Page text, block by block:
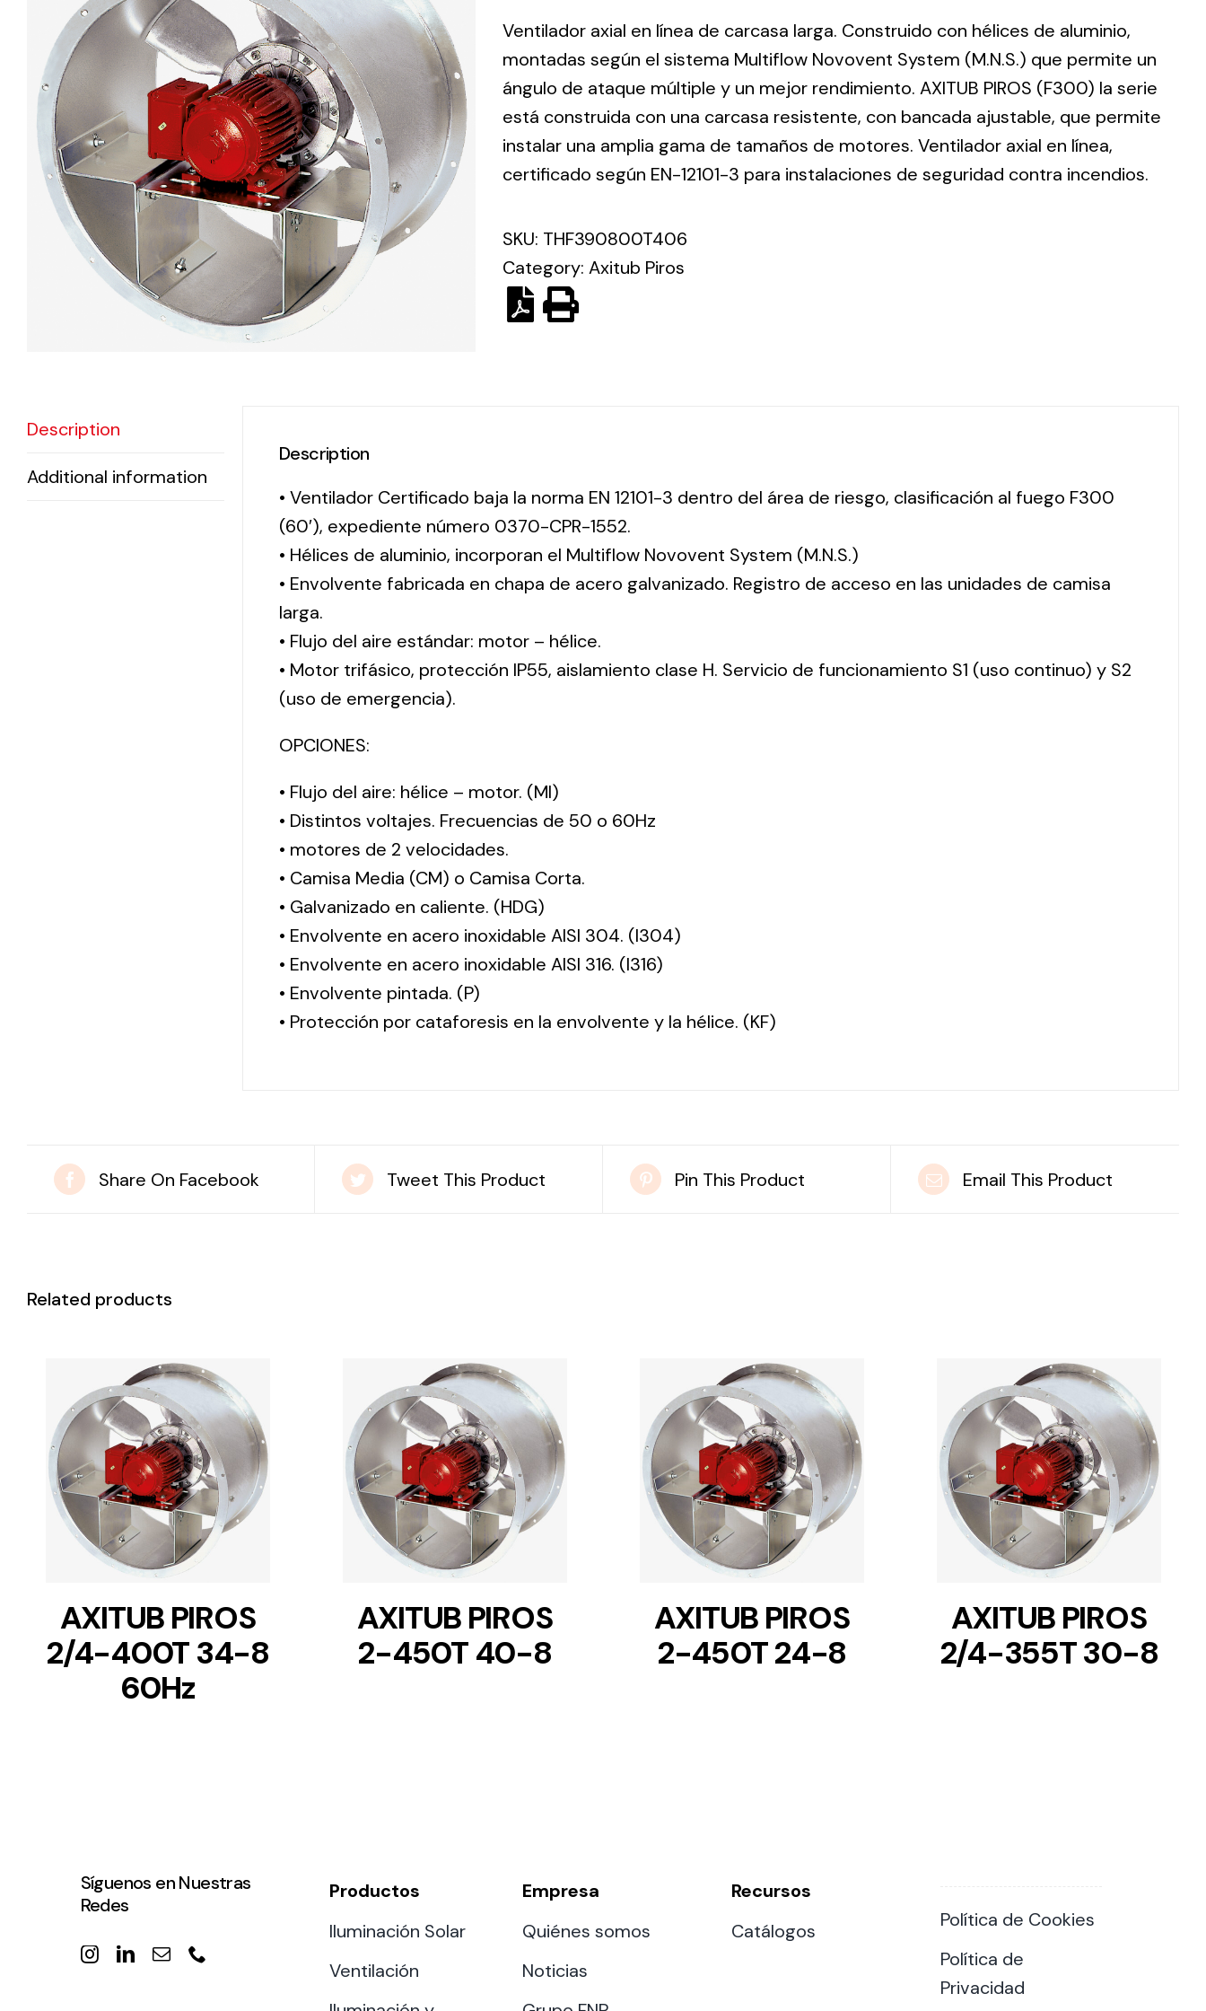
eléctrico.
Lighting and
Electrical
Equipment
Complete
solutions in
lighting and
Ventilation
The
incorporation of
Novovent into
offer of
ventilation
products for
different uses
Solar lighting
solutions for all
Ventilador axial en línea de carcasa larga. Construido con hélices de aluminio,
montadas según el sistema Multiflow Novovent System (M.N.S.) que permite un
ángulo de ataque múltiple y un mejor rendimiento. AXITUB PIROS (F300) la serie
está construida con una carcasa resistente, con bancada ajustable, que permite
instalar una amplia gama de tamaños de motores. Ventilador axial en línea,
certificado según EN-12101-3 para instalaciones de seguridad contra incendios.
SKU: THF390800T406
Category: Axitub Piros
Description
Additional information
Description
• Ventilador Certificado baja la norma EN 12101-3 dentro del área de riesgo, clasificación al fuego F300
(60′), expediente número 0370-CPR-1552.
• Hélices de aluminio, incorporan el Multiflow Novovent System (M.N.S.)
• Envolvente fabricada en chapa de acero galvanizado. Registro de acceso en las unidades de camisa
larga.
• Flujo del aire estándar: motor – hélice.
• Motor trifásico, protección IP55, aislamiento clase H. Servicio de funcionamiento S1 (uso continuo) y S2
(uso de emergencia).
OPCIONES:
• Flujo del aire: hélice – motor. (MI)
• Distintos voltajes. Frecuencias de 50 o 60Hz
• motores de 2 velocidades.
• Camisa Media (CM) o Camisa Corta.
• Galvanizado en caliente. (HDG)
• Envolvente en acero inoxidable AISI 304. (I304)
• Envolvente en acero inoxidable AISI 316. (I316)
• Envolvente pintada. (P)
• Protección por cataforesis en la envolvente y la hélice. (KF)
Share On Facebook Tweet This Product Pin This Product Email This Product
Related products
DETAILS
AXITUB PIROS
2/4-400T 34-8
60Hz
DETAILS
AXITUB PIROS
2-450T 40-8
DETAILS
AXITUB PIROS
2-450T 24-8
DETAILS
AXITUB PIROS
2/4-355T 30-8
Síguenos en Nuestras
Redes
Productos
Iluminación Solar
Ventilación
Empresa
Quiénes somos
Noticias
Recursos
Catálogos
Política de Cookies
Política de
Privacidad